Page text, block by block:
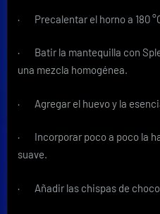
· Precalentar el horno a 180
· Batir la mantequilla con
una mezcla homogénea.
· Agregar el huevo y la
· Incorporar poco a poco la
suave.
· Añadir las chispas de